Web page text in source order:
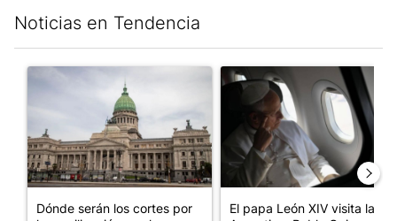
Noticias en Tendencia
Un artículo de tendencia con el título "Dónde serán los cortes
Dónde serán los cortes por
Un artículo de tendencia
El papa León XIV visita la